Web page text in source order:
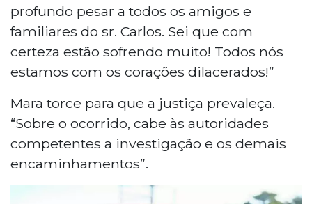
profundo pesar a todos os amigos e
familiares do sr. Carlos. Sei que com
certeza estão sofrendo muito! Todos nós
estamos com os corações dilacerados!”
Mara torce para que a justiça prevaleça.
“Sobre o ocorrido, cabe às autoridades
competentes a investigação e os demais
encaminhamentos”.